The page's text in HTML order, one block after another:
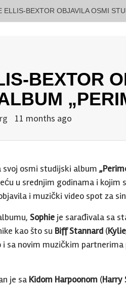
ELLIS-BEXTOR OBJAVILA OSMI
BEXTOR
11 months ago
osmi studijski album
u srednjim godinama i kojim
i muzički video spot za
Sophie je sarađivala sa
kao što su Biff Stannard (
i sa novim muzičkim partnerima
je sa Kidom Harpoonom (Harry